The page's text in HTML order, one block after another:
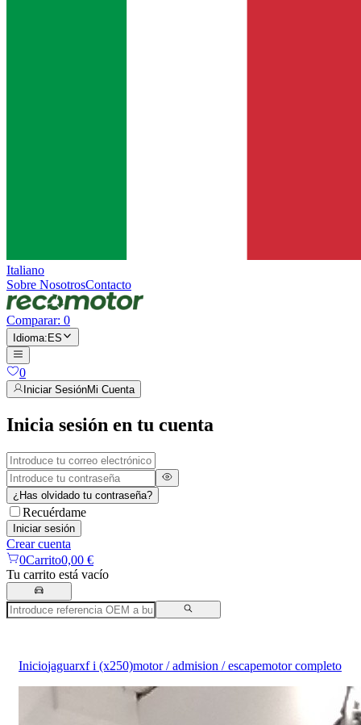
Italiano
Sobre NosotrosContacto
Comparar: 0
Idioma:ES
0
Iniciar SesiónMi Cuenta
Inicia sesión en tu cuenta
¿Has olvidado tu contraseña?
Recuérdame
Iniciar sesión
Crear cuenta
0Carrito0,00 €
Tu carrito está vacío
Iniciojaguarxf i (x250)motor / admision / escapemotor completo